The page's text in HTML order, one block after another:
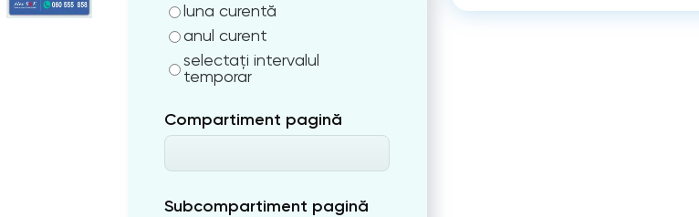
luna curentă
anul curent
selectați intervalul
temporar
Compartiment pagină
Subcompartiment pagină